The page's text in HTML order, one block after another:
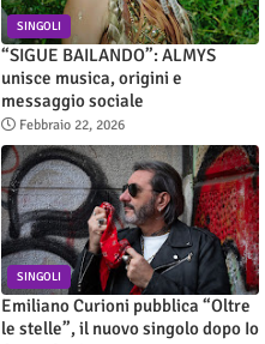
SINGOLI
“SIGUE BAILANDO”: ALMYS
unisce musica, origini e
messaggio sociale
Febbraio 22, 2026
SINGOLI
Emiliano Curioni pubblica “Oltre
le stelle”, il nuovo singolo dopo Io